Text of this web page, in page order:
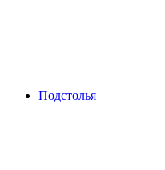
Подстолья